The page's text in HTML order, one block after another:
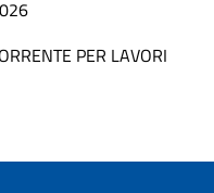
PER LAVORI